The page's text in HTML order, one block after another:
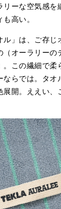
リーな空気感を
高い。
ル」は、ご存じ
（オーラリーの
。この繊細で柔
ならでは。タオ
展開。ええい、